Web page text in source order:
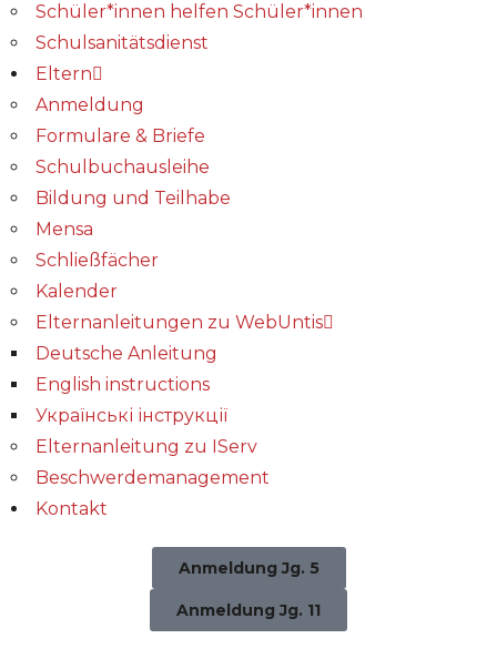
Schüler*innen helfen Schüler*innen
Schulsanitätsdienst
Eltern
Anmeldung
Formulare & Briefe
Schulbuchausleihe
Bildung und Teilhabe
Mensa
Schließfächer
Kalender
Elternanleitungen zu WebUntis
Deutsche Anleitung
English instructions
Українські інструкції
Elternanleitung zu IServ
Beschwerdemanagement
Kontakt
Anmeldung Jg. 5
Anmeldung Jg. 11